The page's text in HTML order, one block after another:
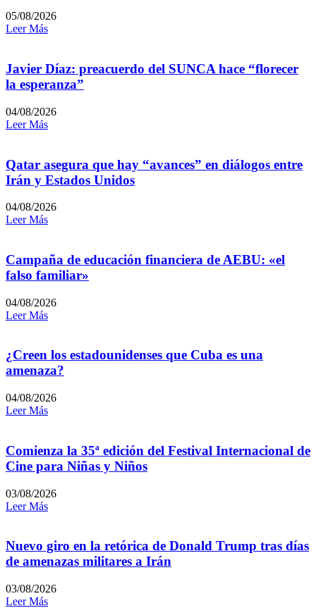
05/08/2026
Leer Más
Javier Díaz: preacuerdo del SUNCA hace “florecer
la esperanza”
04/08/2026
Leer Más
Qatar asegura que hay “avances” en diálogos entre
Irán y Estados Unidos
04/08/2026
Leer Más
Campaña de educación financiera de AEBU: «el
falso familiar»
04/08/2026
Leer Más
¿Creen los estadounidenses que Cuba es una
amenaza?
04/08/2026
Leer Más
Comienza la 35ª edición del Festival Internacional de
Cine para Niñas y Niños
03/08/2026
Leer Más
Nuevo giro en la retórica de Donald Trump tras días
de amenazas militares a Irán
03/08/2026
Leer Más